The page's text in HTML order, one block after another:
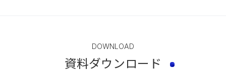
DOWNLOAD
資料ダウンロード